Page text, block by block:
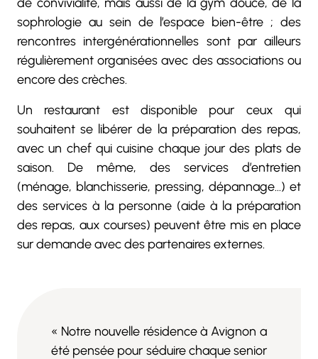
sophrologie au sein de l’espace bien-être ; des
rencontres intergénérationnelles sont par ailleurs
régulièrement organisées avec des associations ou
encore des crèches.
Un restaurant est disponible pour ceux qui
souhaitent se libérer de la préparation des repas,
avec un chef qui cuisine chaque jour des plats de
saison. De même, des services d’entretien
(ménage, blanchisserie, pressing, dépannage…) et
des services à la personne (aide à la préparation
des repas, aux courses) peuvent être mis en place
sur demande avec des partenaires externes.
« Notre nouvelle résidence à Avignon a
été pensée pour séduire chaque senior